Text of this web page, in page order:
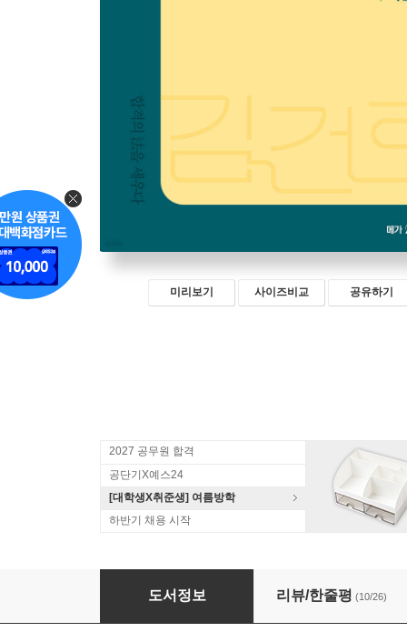
미리보기 사이즈비교 공유하기
2027 공무원 합격
공단기X예스24
[대학생X취준생] 여름방학
하반기 채용 시작
2023 NEW 김건호 헌법 최근 3개년 기출·예상
도서정보 리뷰/한줄평 (10/26)